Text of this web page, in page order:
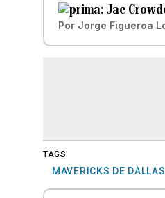
Jae
Por Jorge Figueroa
TAGS
MAVERICKS DE DALLAS